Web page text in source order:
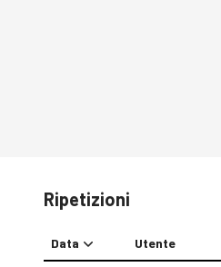
Ripetizioni
Data Utente